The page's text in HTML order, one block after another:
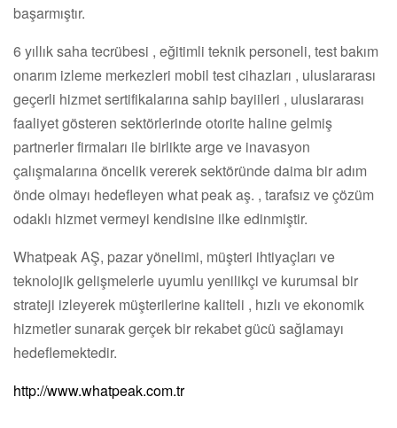
başarmıştır.
6 yıllık saha tecrübesi , eğitimli teknik personeli, test bakım
onarım izleme merkezleri mobil test cihazları , uluslararası
geçerli hizmet sertifikalarına sahip bayiileri , uluslararası
faaliyet gösteren sektörlerinde otorite haline gelmiş
partnerler firmaları ile birlikte arge ve inavasyon
çalışmalarına öncelik vererek sektöründe daima bir adım
önde olmayı hedefleyen what peak aş. , tarafsız ve çözüm
odaklı hizmet vermeyi kendisine ilke edinmiştir.
Whatpeak AŞ, pazar yönelimi, müşteri ihtiyaçları ve
teknolojik gelişmelerle uyumlu yenilikçi ve kurumsal bir
strateji izleyerek müşterilerine kaliteli , hızlı ve ekonomik
hizmetler sunarak gerçek bir rekabet gücü sağlamayı
hedeflemektedir.
http://www.whatpeak.com.tr